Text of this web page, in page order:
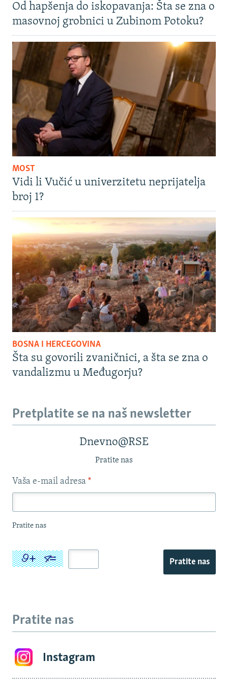
Od hapšenja do iskopavanja: Šta se zna o
masovnoj grobnici u Zubinom Potoku?
MOST
Vidi li Vučić u univerzitetu neprijatelja
broj 1?
BOSNA I HERCEGOVINA
Šta su govorili zvaničnici, a šta se zna o
vandalizmu u Međugorju?
Pretplatite se na naš newsletter
Dnevno@RSE
Pratite nas
Vaša e-mail adresa *
Pratite nas
Pratite nas
Pratite nas
Instagram